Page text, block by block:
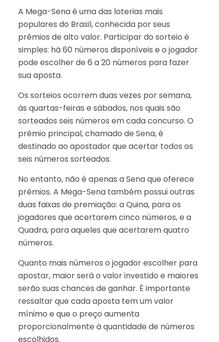
A Mega-Sena é uma das loterias mais
populares do Brasil, conhecida por seus
prêmios de alto valor. Participar do sorteio é
simples: há 60 números disponíveis e o jogador
pode escolher de 6 a 20 números para fazer
sua aposta.
Os sorteios ocorrem duas vezes por semana,
às quartas-feiras e sábados, nos quais são
sorteados seis números em cada concurso. O
prêmio principal, chamado de Sena, é
destinado ao apostador que acertar todos os
seis números sorteados.
No entanto, não é apenas a Sena que oferece
prêmios. A Mega-Sena também possui outras
duas faixas de premiação: a Quina, para os
jogadores que acertarem cinco números, e a
Quadra, para aqueles que acertarem quatro
números.
Quanto mais números o jogador escolher para
apostar, maior será o valor investido e maiores
serão suas chances de ganhar. É importante
ressaltar que cada aposta tem um valor
mínimo e que o preço aumenta
proporcionalmente à quantidade de números
escolhidos.